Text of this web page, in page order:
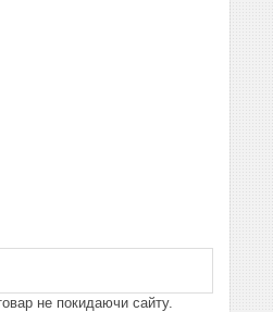
не покидаючи сайту.